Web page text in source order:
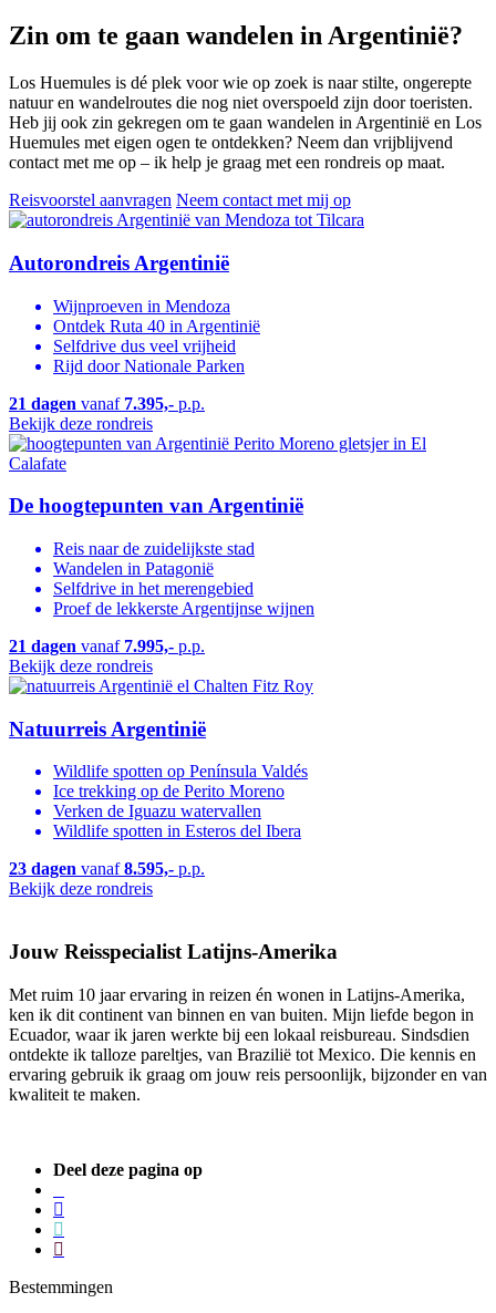
Zin om te gaan wandelen in Argentinië?
Los Huemules is dé plek voor wie op zoek is naar stilte, ongerepte
natuur en wandelroutes die nog niet overspoeld zijn door toeristen.
Heb jij ook zin gekregen om te gaan wandelen in Argentinië en Los
Huemules met eigen ogen te ontdekken? Neem dan vrijblijvend
contact met me op – ik help je graag met een rondreis op maat.
Reisvoorstel aanvragen Neem contact met mij op
Autorondreis Argentinië
Wijnproeven in Mendoza
Ontdek Ruta 40 in Argentinië
Selfdrive dus veel vrijheid
Rijd door Nationale Parken
21 dagen vanaf 7.395,- p.p.
Bekijk deze rondreis
De hoogtepunten van Argentinië
Reis naar de zuidelijkste stad
Wandelen in Patagonië
Selfdrive in het merengebied
Proef de lekkerste Argentijnse wijnen
21 dagen vanaf 7.995,- p.p.
Bekijk deze rondreis
Natuurreis Argentinië
Wildlife spotten op Península Valdés
Ice trekking op de Perito Moreno
Verken de Iguazu watervallen
Wildlife spotten in Esteros del Ibera
23 dagen vanaf8.595,- p.p.
Bekijk deze rondreis
Jouw Reisspecialist Latijns-Amerika
Met ruim 10 jaar ervaring in reizen én wonen in Latijns-Amerika,
ken ik dit continent van binnen en van buiten. Mijn liefde begon in
Ecuador, waar ik jaren werkte bij een lokaal reisbureau. Sindsdien
ontdekte ik talloze pareltjes, van Brazilië tot Mexico. Die kennis en
ervaring gebruik ik graag om jouw reis persoonlijk, bijzonder en van
kwaliteit te maken.
Deel deze pagina op
Bestemmingen